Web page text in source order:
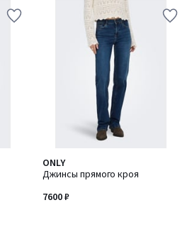
ONLY
Джинсы прямого кроя
7600 ₽